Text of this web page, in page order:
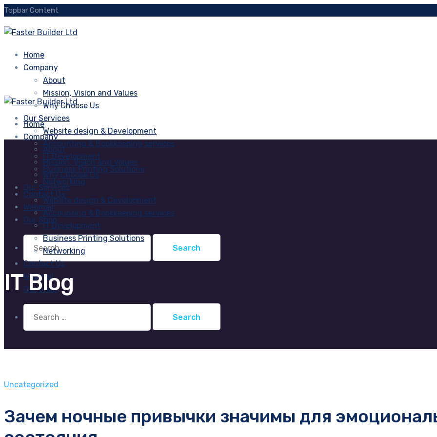
Topbar Content
Home
Company
About
Mission, Vision and Values
Why Choose Us
Our Services
Website design & Development
Accounting & Bookkeeping services
IT Development
Business Printing Solutions
Networking
Contact Us
Webmail
Our Shop
Search
for:
Home
Company
About
Mission, Vision and Values
Why Choose Us
Our Services
Website design & Development
Accounting & Bookkeeping services
IT Development
Business Printing Solutions
Networking
Contact Us
Webmail
Our Shop
Search
for:
IT Blog
Uncategorized
Зачем ночные привычки значимы для